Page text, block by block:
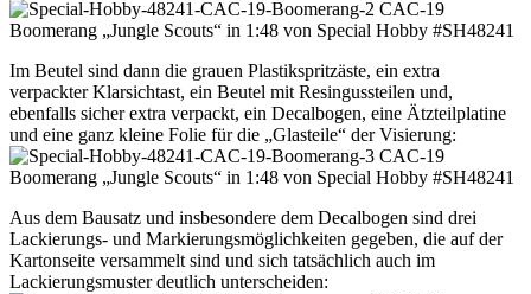
Im Beutel sind dann die grauen Plastikspritzäste, ein extra
verpackter Klarsichtast, ein Beutel mit Resingussteilen und,
ebenfalls sicher extra verpackt, ein Decalbogen, eine Ätzteilplatine
und eine ganz kleine Folie für die „Glasteile“ der Visierung:
Aus dem Bausatz und insbesondere dem Decalbogen sind drei
Lackierungs- und Markierungsmöglichkeiten gegeben, die auf der
Kartonseite versammelt sind und sich tatsächlich auch im
Lackierungsmuster deutlich unterscheiden: